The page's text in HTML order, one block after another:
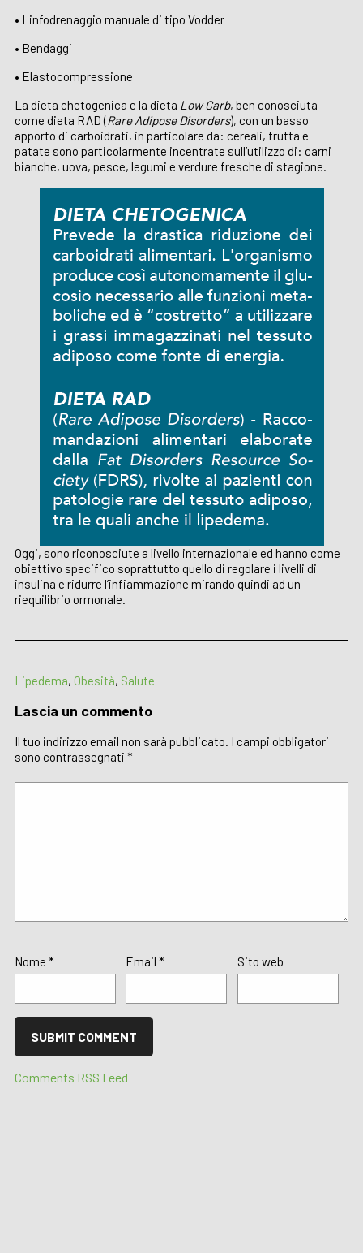
• Linfodrenaggio manuale di tipo Vodder
• Bendaggi
• Elastocompressione
La dieta chetogenica e la dieta Low Carb, ben conosciuta
come dieta RAD (Rare Adipose Disorders), con un basso
apporto di carboidrati, in particolare da: cereali, frutta e
patate sono particolarmente incentrate sull’utilizzo di: carni
bianche, uova, pesce, legumi e verdure fresche di stagione.
Oggi, sono riconosciute a livello internazionale ed hanno come
obiettivo specifico soprattutto quello di regolare i livelli di
insulina e ridurre l’infiammazione mirando quindi ad un
riequilibrio ormonale.
Lipedema, Obesità, Salute
Lascia un commento
Il tuo indirizzo email non sarà pubblicato. I campi obbligatori
sono contrassegnati *
Nome * Email* Sito web
Comments RSS Feed